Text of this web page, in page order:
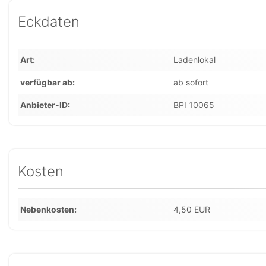
Eckdaten
Art Ladenlokal
verfügbar ab ab sofort
Anbieter-ID BPI 10065
Kosten
Nebenkosten 4,50 EUR